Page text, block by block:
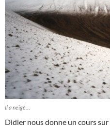
Il a neigé…
Didier nous donne un cours